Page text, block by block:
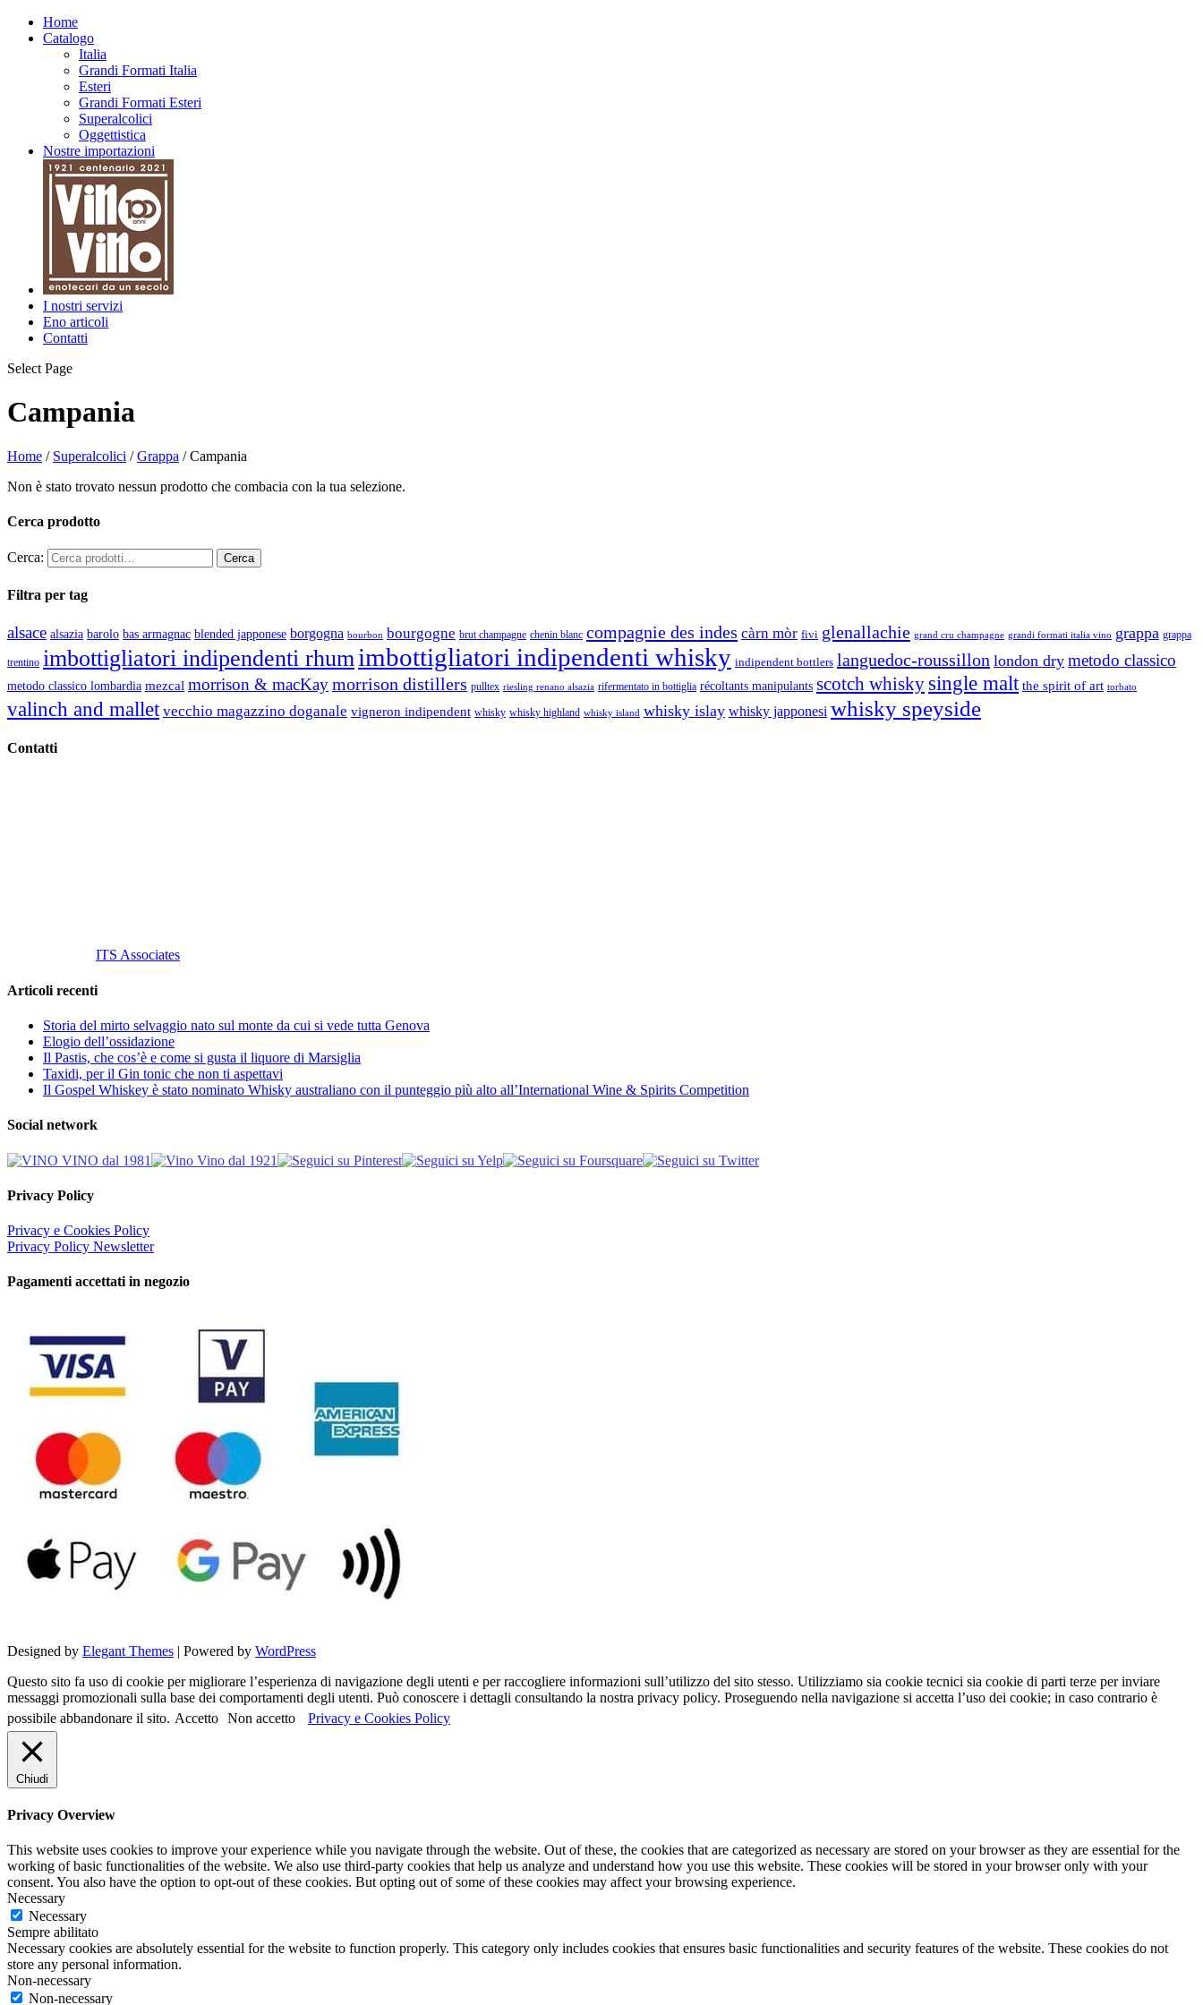
Home
Catalogo
Italia
Grandi Formati Italia
Esteri
Grandi Formati Esteri
Superalcolici
Oggettistica
Nostre importazioni
I nostri servizi
Eno articoli
Contatti
Select Page
Campania
Home / Superalcolici /Grappa / Campania
Non è stato trovato nessun prodotto che combacia con la tua selezione.
Cerca prodotto
Cerca:
Filtra per tag
alsace alsazia barolo bas armagnac blended japponese borgogna bourbon bourgogne brut champagne chenin blanc compagnie des indes càrn mòr fivi glenallachie grand cru champagne grandi formati italia vino grappa grappa
trentino imbottigliatori indipendenti rhumimbottigliatori indipendenti whisky indipendent bottlers languedoc-roussillon london dry metodo classico
metodo classico lombardia mezcal morrison & macKaymorrison distillers pulltex riesling renano alsazia rifermentato in bottiglia récoltants manipulants scotch whisky single malt the spirit of art torbato
valinch and mallet vecchio magazzino doganale vigneron indipendent whisky whisky highland whisky island whisky islay whisky japponesi whisky speyside
Contatti
ITS Associates
Articoli recenti
Storia del mirto selvaggio nato sul monte da cui si vede tutta Genova
Elogio dell’ossidazione
Il Pastis, che cos’è e come si gusta il liquore di Marsiglia
Taxidi, per il Gin tonic che non ti aspettavi
Il Gospel Whiskey è stato nominato Whisky australiano con il punteggio più alto all’International Wine & Spirits Competition
Social network
Privacy Policy
Privacy e Cookies Policy
Privacy Policy Newsletter
Pagamenti accettati in negozio
Designed by Elegant Themes | Powered by WordPress
Questo sito fa uso di cookie per migliorare l’esperienza di navigazione degli utenti e per raccogliere informazioni sull’utilizzo del sito stesso. Utilizziamo sia cookie tecnici sia cookie di parti terze per inviare
messaggi promozionali sulla base dei comportamenti degli utenti. Può conoscere i dettagli consultando la nostra privacy policy. Proseguendo nella navigazione si accetta l’uso dei cookie; in caso contrario è
possibile abbandonare il sito. Accetto Non accetto Privacy e Cookies Policy
Chiudi
Privacy Overview
This website uses cookies to improve your experience while you navigate through the website. Out of these, the cookies that are categorized as necessary are stored on your browser as they are essential for the
working of basic functionalities of the website. We also use third-party cookies that help us analyze and understand how you use this website. These cookies will be stored in your browser only with your
consent. You also have the option to opt-out of these cookies. But opting out of some of these cookies may affect your browsing experience.
Necessary
Necessary
Sempre abilitato
Necessary cookies are absolutely essential for the website to function properly. This category only includes cookies that ensures basic functionalities and security features of the website. These cookies do not
store any personal information.
Non-necessary
Non-necessary